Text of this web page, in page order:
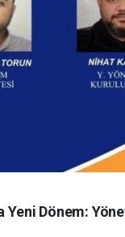
Yeni Dönem: